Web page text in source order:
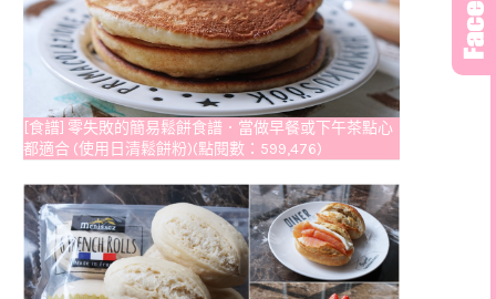
[食譜] 零失敗的簡易鬆餅食譜．當做早餐或下午茶點心
都適合 (使用日清鬆餅粉)(點閱數：599,476)